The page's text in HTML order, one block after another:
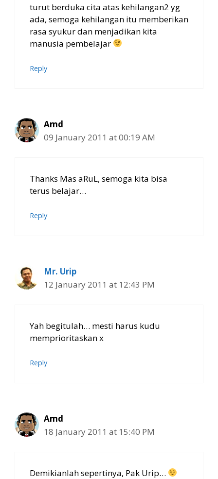
turut berduka cita atas kehilangan2 yg
ada, semoga kehilangan itu memberikan
rasa syukur dan menjadikan kita
manusia pembelajar
Reply
Amd
09 January 2011 at 00:19 AM
Thanks Mas aRuL, semoga kita bisa
terus belajar…
Reply
Mr. Urip
12 January 2011 at 12:43 PM
Yah begitulah… mesti harus kudu
memprioritaskan x
Reply
Amd
18 January 2011 at 15:40 PM
Demikianlah sepertinya, Pak Urip…